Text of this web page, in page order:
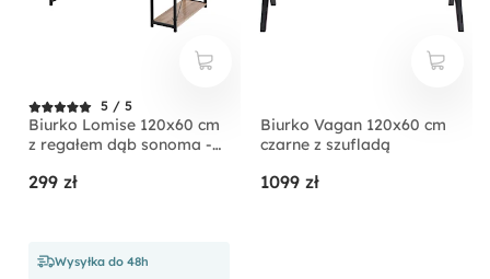
5 / 5
Biurko Lomise 120x60 cm
z regałem dąb sonoma -
299 zł
Wysyłka do 48h
Biurko Vagan 120x60 cm
czarne z szufladą
1099 zł